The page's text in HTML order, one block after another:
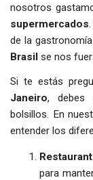
nosotros
supermercados
de la
Brasil se nos
Si te estás
Janeiro, debes
bolsillos. En
entender los
para